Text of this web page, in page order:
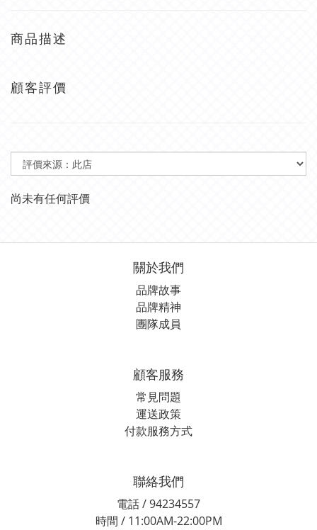
商品描述
顧客評價
尚未有任何評價
關於我們
品牌故事
品牌精神
團隊成員
顧客服務
常見問題
運送政策
付款服務方式
聯絡我們
電話 / 94234557
時間 / 11:00AM-22:00PM